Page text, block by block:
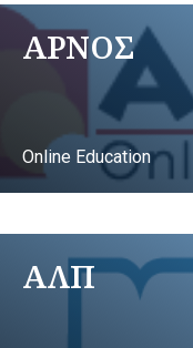
ΑΡΝΟΣ
Online Education
ΑΛΠ